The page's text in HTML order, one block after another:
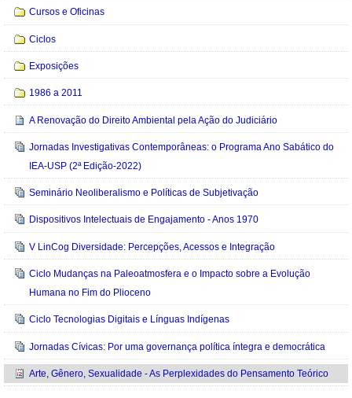
Cursos e Oficinas
Ciclos
Exposições
1986 a 2011
A Renovação do Direito Ambiental pela Ação do Judiciário
Jornadas Investigativas Contemporâneas: o Programa Ano Sabático do
IEA-USP (2ª Edição-2022)
Seminário Neoliberalismo e Políticas de Subjetivação
Dispositivos Intelectuais de Engajamento - Anos 1970
V LinCog Diversidade: Percepções, Acessos e Integração
Ciclo Mudanças na Paleoatmosfera e o Impacto sobre a Evolução
Humana no Fim do Plioceno
Ciclo Tecnologias Digitais e Línguas Indígenas
Jornadas Cívicas: Por uma governança política íntegra e democrática
Arte, Gênero, Sexualidade - As Perplexidades do Pensamento Teórico